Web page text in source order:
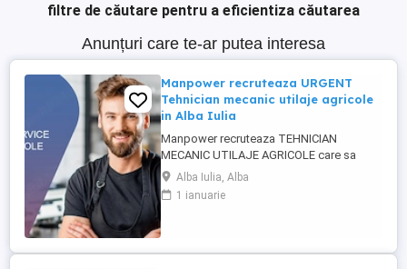
filtre de căutare pentru a eficientiza căutarea
Anunțuri care te-ar putea interesa
Manpower recruteaza URGENT
Tehnician mecanic utilaje agricole
in Alba Iulia
Manpower recruteaza TEHNICIAN
MECANIC UTILAJE AGRICOLE care sa
participe la asigurarea mentenantei,
diagnosticarii si repararii utilajelor agricole
(ex: tractoare, combine), astfel incat
principale: - Efectueaza diagnoza tehnica
Alba Iulia, Alba
1 ianuarie